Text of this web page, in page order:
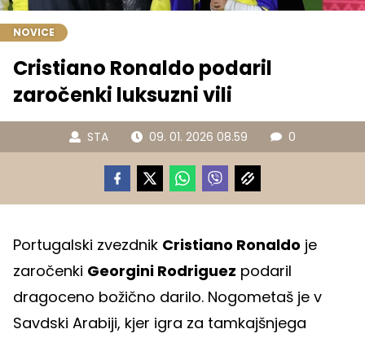
NOVICE
Cristiano Ronaldo podaril
zaročenki luksuzni vili
STA 09. 01. 2026 08.59 0
Portugalski zvezdnik Cristiano Ronaldo je
zaročenki Georgini Rodriguez podaril
dragoceno božično darilo. Nogometaš je v
Savdski Arabiji, kjer igra za tamkajšnjega